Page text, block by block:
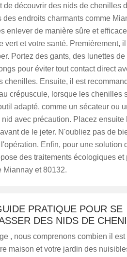
de découvrir des nids de chenilles
des endroits charmants comme
enlever de manière sûre et
vert et votre santé. Premièrement,
Portez des gants, des lunettes
pour éviter tout contact direct
chenilles. Ensuite, il est
crépuscule, lorsque les chenilles
adapté, comme un sécateur ou
avec précaution. Placez ensuite
de le jeter. N'oubliez pas de
Enfin, pour une solution
des traitements écologiques et
Miannay et 80132.
PRATIQUE POUR SE
DES NIDS DE
, nous comprenons combien il est
maison et votre jardin des